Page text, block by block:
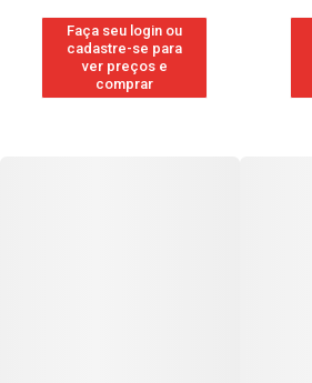
Faça seu login ou
cadastre-se para
ver preços e
comprar